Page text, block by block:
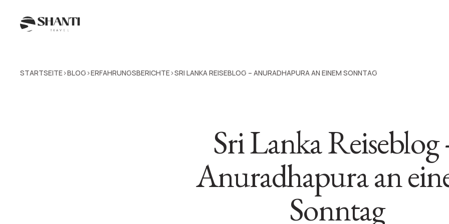
STARTSEITE>BLOG >ERFAHRUNGSBERICHTE>SRI LANKA REISEBLOG – ANURADHAPURA AN EINEM SONNTAG
Sri Lanka Reiseblog
Anuradhapura an
Sonntag